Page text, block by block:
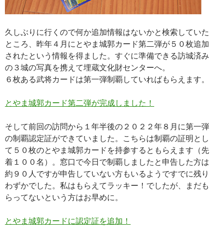
久しぶりに行くので何か追加情報はないかと検索していた
ところ、昨年４月にとやま城郭カード第二弾が５０枚追加
されたという情報を得ました。すぐに準備できる訪城済み
の３城の写真を携えて埋蔵文化財センターへ。
６枚ある武将カードは第一弾制覇していればもらえます。
とやま城郭カード第二弾が完成しました！
そして前回の訪問から１年半後の２０２２年８月に第一弾
の制覇認定証ができていました。こちらは制覇の証明とし
て５０枚のとやま城郭カードを持参するともらえます（先
着１００名）。窓口で今日で制覇しましたと申告した方は
約９０人ですが申告していない方もいるようですでに残り
わずかでした。私はもらえてラッキー！でしたが、まだも
らってないという方はお早めに。
とやま城郭カードに認定証を追加！